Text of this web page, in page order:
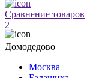
Сравнение товаров
2
Домодедово
Москва